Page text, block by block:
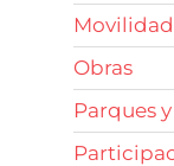
Movilidad
Obras
Parques